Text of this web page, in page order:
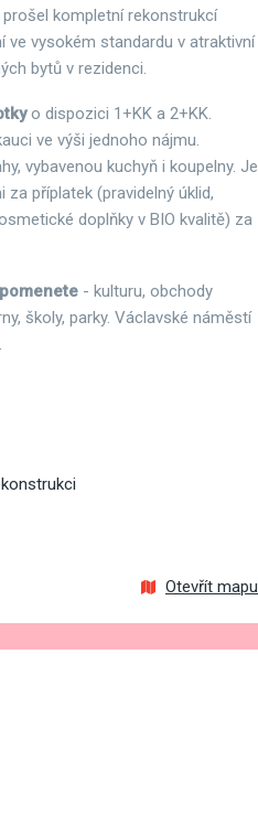
prošel kompletní rekonstrukcí
ve vysokém standardu v atraktivní
bytů v rezidenci.
o dispozici 1+KK a 2+KK.
ve výši jednoho nájmu.
vybavenou kuchyň i koupelny. Je
příplatek (pravidelný úklid,
doplňky v BIO kvalitě) za
- kulturu, obchody
školy, parky. Václavské náměstí
Otevřít mapu